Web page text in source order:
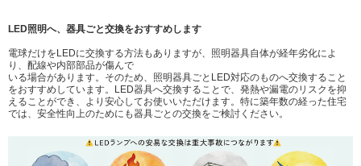
LED照明へ、器具ごと交換をおすすめします
電球だけをLEDに交換する方法もありますが、照明器具自体が経年劣化によ
り、配線や内部部品が傷んで
いる場合があります。そのため、照明器具ごとLED対応のものへ交換すること
をおすすめしています。LED器具へ交換することで、発熱や漏電のリスクを抑
えることができ、より安心してお使いいただけます。特に築年数の経った住宅
では、安全性向上のためにも器具ごとの交換をご検討ください。